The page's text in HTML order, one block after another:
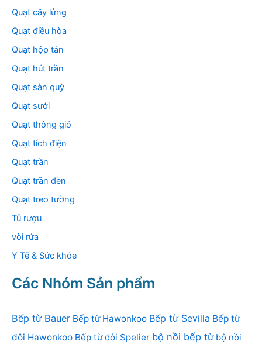
Quạt cây lửng
Quạt điều hòa
Quạt hộp tản
Quạt hút trần
Quạt sàn quỳ
Quạt sưởi
Quạt thông gió
Quạt tích điện
Quạt trần
Quạt trần đèn
Quạt treo tường
Tủ rượu
vòi rửa
Y Tế & Sức khỏe
Các Nhóm Sản phẩm
Bếp từ Bauer Bếp từ Hawonkoo Bếp từ Sevilla Bếp từ
đôi Hawonkoo Bếp từ đôi Spelier bộ nồi bếp từ bộ nồi